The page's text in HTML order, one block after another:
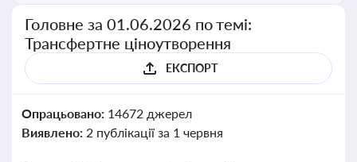
Головне за 01.06.2026 по темі:
Трансфертне ціноутворення
ЕКСПОРТ
Опрацьовано: 14672 джерел
Виявлено: 2 публікації за 1 червня